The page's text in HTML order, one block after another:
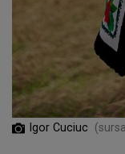
Igor Cuciuc